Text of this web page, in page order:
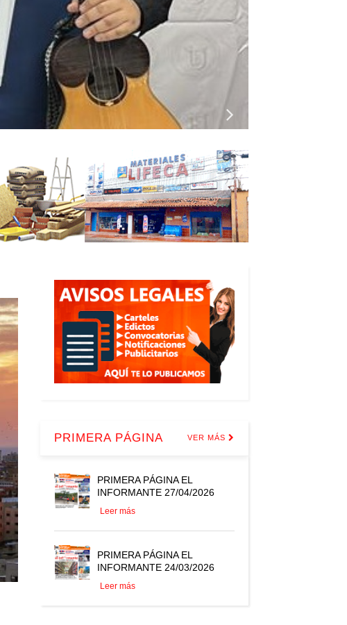
PRIMERA PÁGINA VER MÁS
PRIMERA PÁGINA EL
INFORMANTE 27/04/2026
Leer más
PRIMERA PÁGINA EL
INFORMANTE 24/03/2026
Leer más